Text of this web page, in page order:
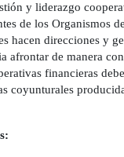
y liderazgo
de los Organismos
hacen direcciones y
afrontar de manera
financieras
coyunturales